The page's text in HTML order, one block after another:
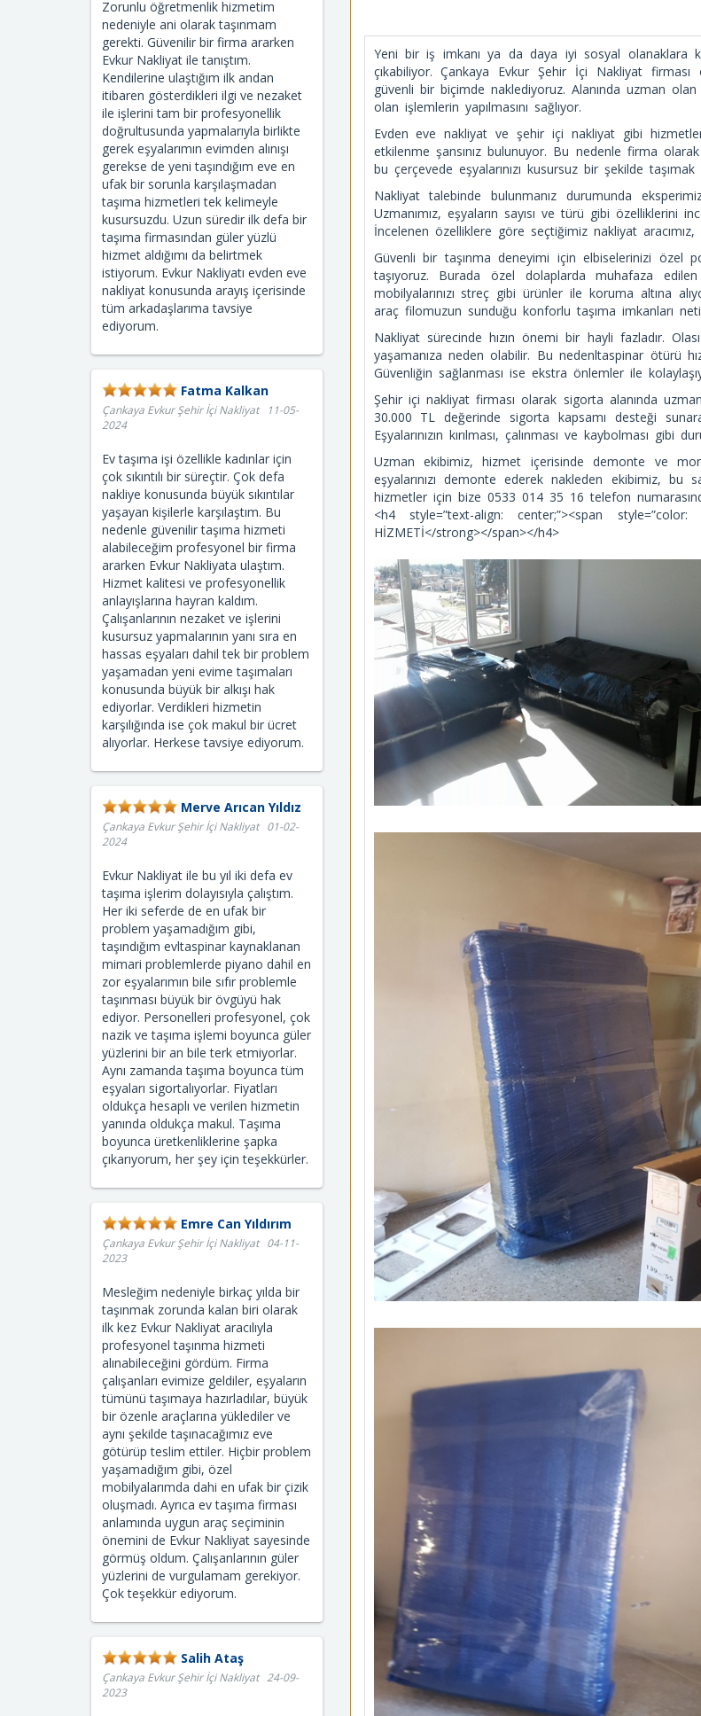
Yeni bir iş imkanı ya da daya iyi sosyal olanaklara
çıkabiliyor. Çankaya Evkur Şehir İçi Nakliyat firması
güvenli bir biçimde naklediyoruz. Alanında uzman
olan işlemlerin yapılmasını sağlıyor.
Evden eve nakliyat ve şehir içi nakliyat gibi
etkilenme şansınız bulunuyor. Bu nedenle firma
bu çerçevede eşyalarınızı kusursuz bir şekilde taşımak
Nakliyat talebinde bulunmanız durumunda
Uzmanımız, eşyaların sayısı ve türü gibi özelliklerini
İncelenen özelliklere göre seçtiğimiz nakliyat
Güvenli bir taşınma deneyimi için elbiselerinizi özel
taşıyoruz. Burada özel dolaplarda muhafaza
mobilyalarınızı streç gibi ürünler ile koruma altına
araç filomuzun sunduğu konforlu taşıma imkanları
Nakliyat sürecinde hızın önemi bir hayli fazladır.
yaşamanıza neden olabilir. Bu nedenltaspinar ötürü
Güvenliğin sağlanması ise ekstra önlemler ile
Şehir içi nakliyat firması olarak sigorta alanında
30.000 TL değerinde sigorta kapsamı desteği
Eşyalarınızın kırılması, çalınması ve kaybolması
Uzman ekibimiz, hizmet içerisinde demonte ve
eşyalarınızı demonte ederek nakleden ekibimiz, bu
hizmetler için bize 0533 014 35 16 telefon
<h4 style=”text-align: center;”><span style=”color:
HİZMETİ</strong></span></h4>
Zorunlu öğretmenlik hizmetim
nedeniyle ani olarak taşınmam
gerekti. Güvenilir bir firma ararken
Evkur Nakliyat ile tanıştım.
Kendilerine ulaştığım ilk andan
itibaren gösterdikleri ilgi ve nezaket
ile işlerini tam bir profesyonellik
doğrultusunda yapmalarıyla birlikte
gerek eşyalarımın evimden alınışı
gerekse de yeni taşındığım eve en
ufak bir sorunla karşılaşmadan
taşıma hizmetleri tek kelimeyle
kusursuzdu. Uzun süredir ilk defa bir
taşıma firmasından güler yüzlü
hizmet aldığımı da belirtmek
istiyorum. Evkur Nakliyatı evden eve
nakliyat konusunda arayış içerisinde
tüm arkadaşlarıma tavsiye
ediyorum.
Fatma Kalkan
Çankaya Evkur Şehir İçi Nakliyat 11-05-
2024
Ev taşıma işi özellikle kadınlar için
çok sıkıntılı bir süreçtir. Çok defa
nakliye konusunda büyük sıkıntılar
yaşayan kişilerle karşılaştım. Bu
nedenle güvenilir taşıma hizmeti
alabileceğim profesyonel bir firma
ararken Evkur Nakliyata ulaştım.
Hizmet kalitesi ve profesyonellik
anlayışlarına hayran kaldım.
Çalışanlarının nezaket ve işlerini
kusursuz yapmalarının yanı sıra en
hassas eşyaları dahil tek bir problem
yaşamadan yeni evime taşımaları
konusunda büyük bir alkışı hak
ediyorlar. Verdikleri hizmetin
karşılığında ise çok makul bir ücret
alıyorlar. Herkese tavsiye ediyorum.
Merve Arıcan Yıldız
Çankaya Evkur Şehir İçi Nakliyat 01-02-
2024
Evkur Nakliyat ile bu yıl iki defa ev
taşıma işlerim dolayısıyla çalıştım.
Her iki seferde de en ufak bir
problem yaşamadığım gibi,
taşındığım evltaspinar kaynaklanan
mimari problemlerde piyano dahil en
zor eşyalarımın bile sıfır problemle
taşınması büyük bir övgüyü hak
ediyor. Personelleri profesyonel, çok
nazik ve taşıma işlemi boyunca güler
yüzlerini bir an bile terk etmiyorlar.
Aynı zamanda taşıma boyunca tüm
eşyaları sigortalıyorlar. Fiyatları
oldukça hesaplı ve verilen hizmetin
yanında oldukça makul. Taşıma
boyunca üretkenliklerine şapka
çıkarıyorum, her şey için teşekkürler.
Emre Can Yıldırım
Çankaya Evkur Şehir İçi Nakliyat 04-11-
2023
Mesleğim nedeniyle birkaç yılda bir
taşınmak zorunda kalan biri olarak
ilk kez Evkur Nakliyat aracılıyla
profesyonel taşınma hizmeti
alınabileceğini gördüm. Firma
çalışanları evimize geldiler, eşyaların
tümünü taşımaya hazırladılar, büyük
bir özenle araçlarına yüklediler ve
aynı şekilde taşınacağımız eve
götürüp teslim ettiler. Hiçbir problem
yaşamadığım gibi, özel
mobilyalarımda dahi en ufak bir çizik
oluşmadı. Ayrıca ev taşıma firması
anlamında uygun araç seçiminin
önemini de Evkur Nakliyat sayesinde
görmüş oldum. Çalışanlarının güler
yüzlerini de vurgulamam gerekiyor.
Çok teşekkür ediyorum.
Salih Ataş
Çankaya Evkur Şehir İçi Nakliyat 24-09-
2023